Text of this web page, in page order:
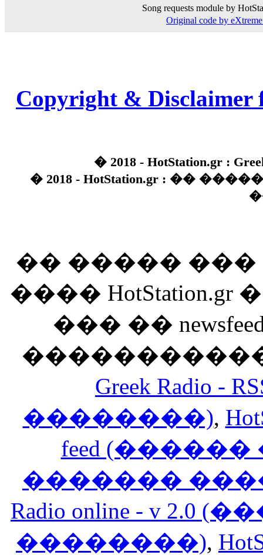
Song requests module by
Original code by
Copyright & Disclaimer
� 2018 - HotStation.gr :
� 2018 - HotStation.gr : ��
�� �����
����
��� ��
Greek Radio
��������),
feed
�������
Radio online - v
��������),